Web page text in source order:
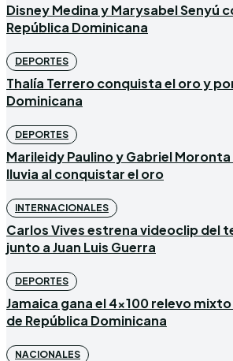
Disney Medina y Marysabel Senyú
República Dominicana
DEPORTES
Thalía Terrero conquista el oro y
Dominicana
DEPORTES
Marileidy Paulino y Gabriel
lluvia al conquistar el oro
INTERNACIONALES
Carlos Vives estrena videoclip del
junto a Juan Luis Guerra
DEPORTES
Jamaica gana el 4×100 relevo
de República Dominicana
NACIONALES